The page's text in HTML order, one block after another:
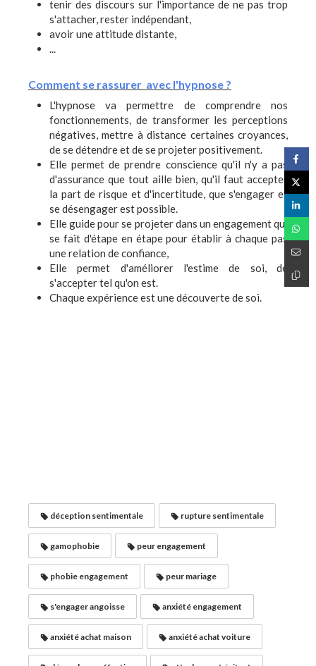
tenir des discours sur l'importance de ne pas trop
s'attacher, rester indépendant,
avoir une attitude distante,
...
Comment se rassurer avec l'hypnose ?
L'hypnose va permettre de comprendre nos
fonctionnements, de transformer les perceptions
négatives, mettre à distance certaines croyances,
de se détendre et de se projeter positivement.
Elle permet de prendre conscience qu'il n'y a pas
d'assurance que tout aille bien, qu'il faut accepter
la part de risque et d'incertitude, que s'engager et
se désengager est possible.
Elle guide pour se projeter dans un engagement qui
se fait d'étape en étape pour établir à chaque pas
une relation de confiance,
Elle permet d'améliorer l'estime de soi, de
s'accepter tel qu'on est.
Chaque expérience est une découverte de soi.
déception sentimentale rupture sentimentale
gamophobie peur engagement
phobie engagement peur mariage
s'engager angoisse anxiété engagement
anxiété achat maison anxiété achat voiture